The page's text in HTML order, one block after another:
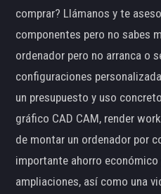
comprar? Llámanos y te
componentes pero no sabes
ordenador pero no arranca o
configuraciones
un presupuesto y uso
gráfico CAD CAM, render
de montar un ordenador por
importante ahorro
ampliaciones, así como una